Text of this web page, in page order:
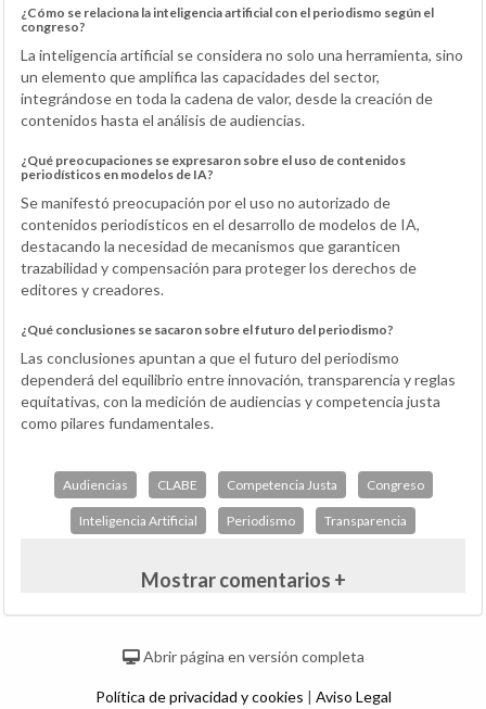
¿Cómo se relaciona la inteligencia artificial con el periodismo según el
congreso?
La inteligencia artificial se considera no solo una herramienta, sino
un elemento que amplifica las capacidades del sector,
integrándose en toda la cadena de valor, desde la creación de
contenidos hasta el análisis de audiencias.
¿Qué preocupaciones se expresaron sobre el uso de contenidos
periodísticos en modelos de IA?
Se manifestó preocupación por el uso no autorizado de
contenidos periodísticos en el desarrollo de modelos de IA,
destacando la necesidad de mecanismos que garanticen
trazabilidad y compensación para proteger los derechos de
editores y creadores.
¿Qué conclusiones se sacaron sobre el futuro del periodismo?
Las conclusiones apuntan a que el futuro del periodismo
dependerá del equilibrio entre innovación, transparencia y reglas
equitativas, con la medición de audiencias y competencia justa
como pilares fundamentales.
Audiencias CLABE Competencia Justa Congreso
Inteligencia Artificial Periodismo Transparencia
Mostrar comentarios +
Abrir página en versión completa
Política de privacidad y cookies | Aviso Legal